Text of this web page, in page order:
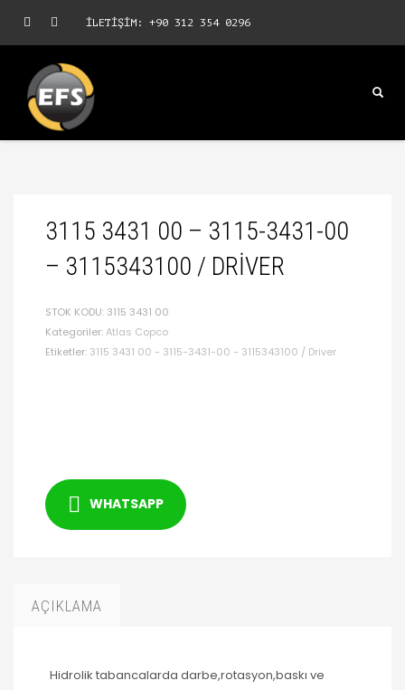
İLETİŞİM: +90 312 354 0296
3115 3431 00 – 3115-3431-00
– 3115343100 / DRIVER
STOK KODU: 3115 3431 00
Kategoriler:Atlas Copco
Etiketler: 3115 3431 00 - 3115-3431-00 - 3115343100 / Driver
WHATSAPP
AÇIKLAMA
Hidrolik tabancalarda darbe,rotasyon,baskı ve